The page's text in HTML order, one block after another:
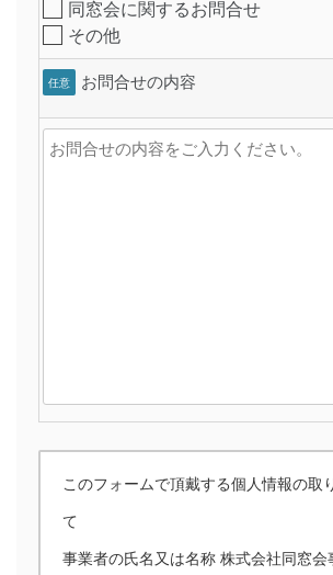
同窓会に関するお問合せ
その他
任意 お問合せの内容
このフォームで頂戴する個人情報の取
て
事業者の氏名又は名称 株式会社同窓会